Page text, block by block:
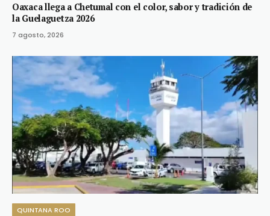
Oaxaca llega a Chetumal con el color, sabor y tradición de
la Guelaguetza 2026
7 agosto, 2026
QUINTANA ROO